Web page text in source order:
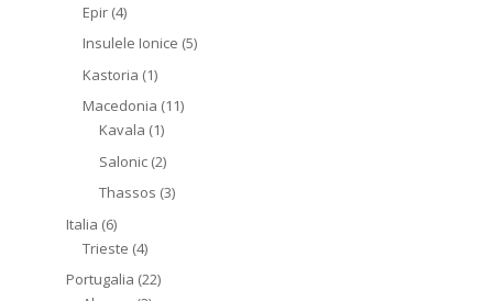
Epir(4)
Insulele Ionice (5)
Kastoria (1)
Macedonia (11)
Kavala (1)
Salonic(2)
Thassos (3)
Italia (6)
Trieste (4)
Portugalia (22)